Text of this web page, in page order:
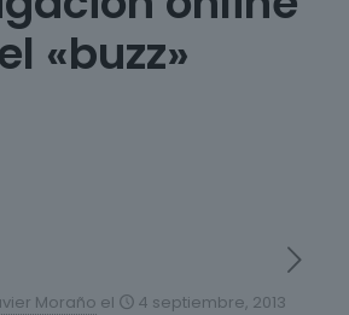
«buzz»
Moraño el 4 septiembre, 2013